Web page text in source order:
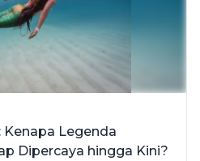
Legenda
Dipercaya hingga Kini?